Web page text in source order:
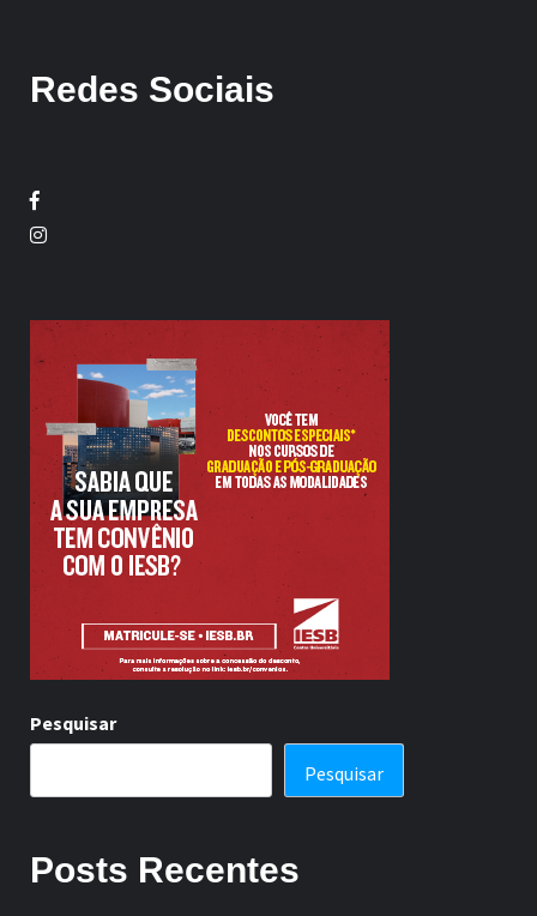
Redes Sociais
Facebook
Twitter
Pesquisar
Pesquisar
Posts Recentes